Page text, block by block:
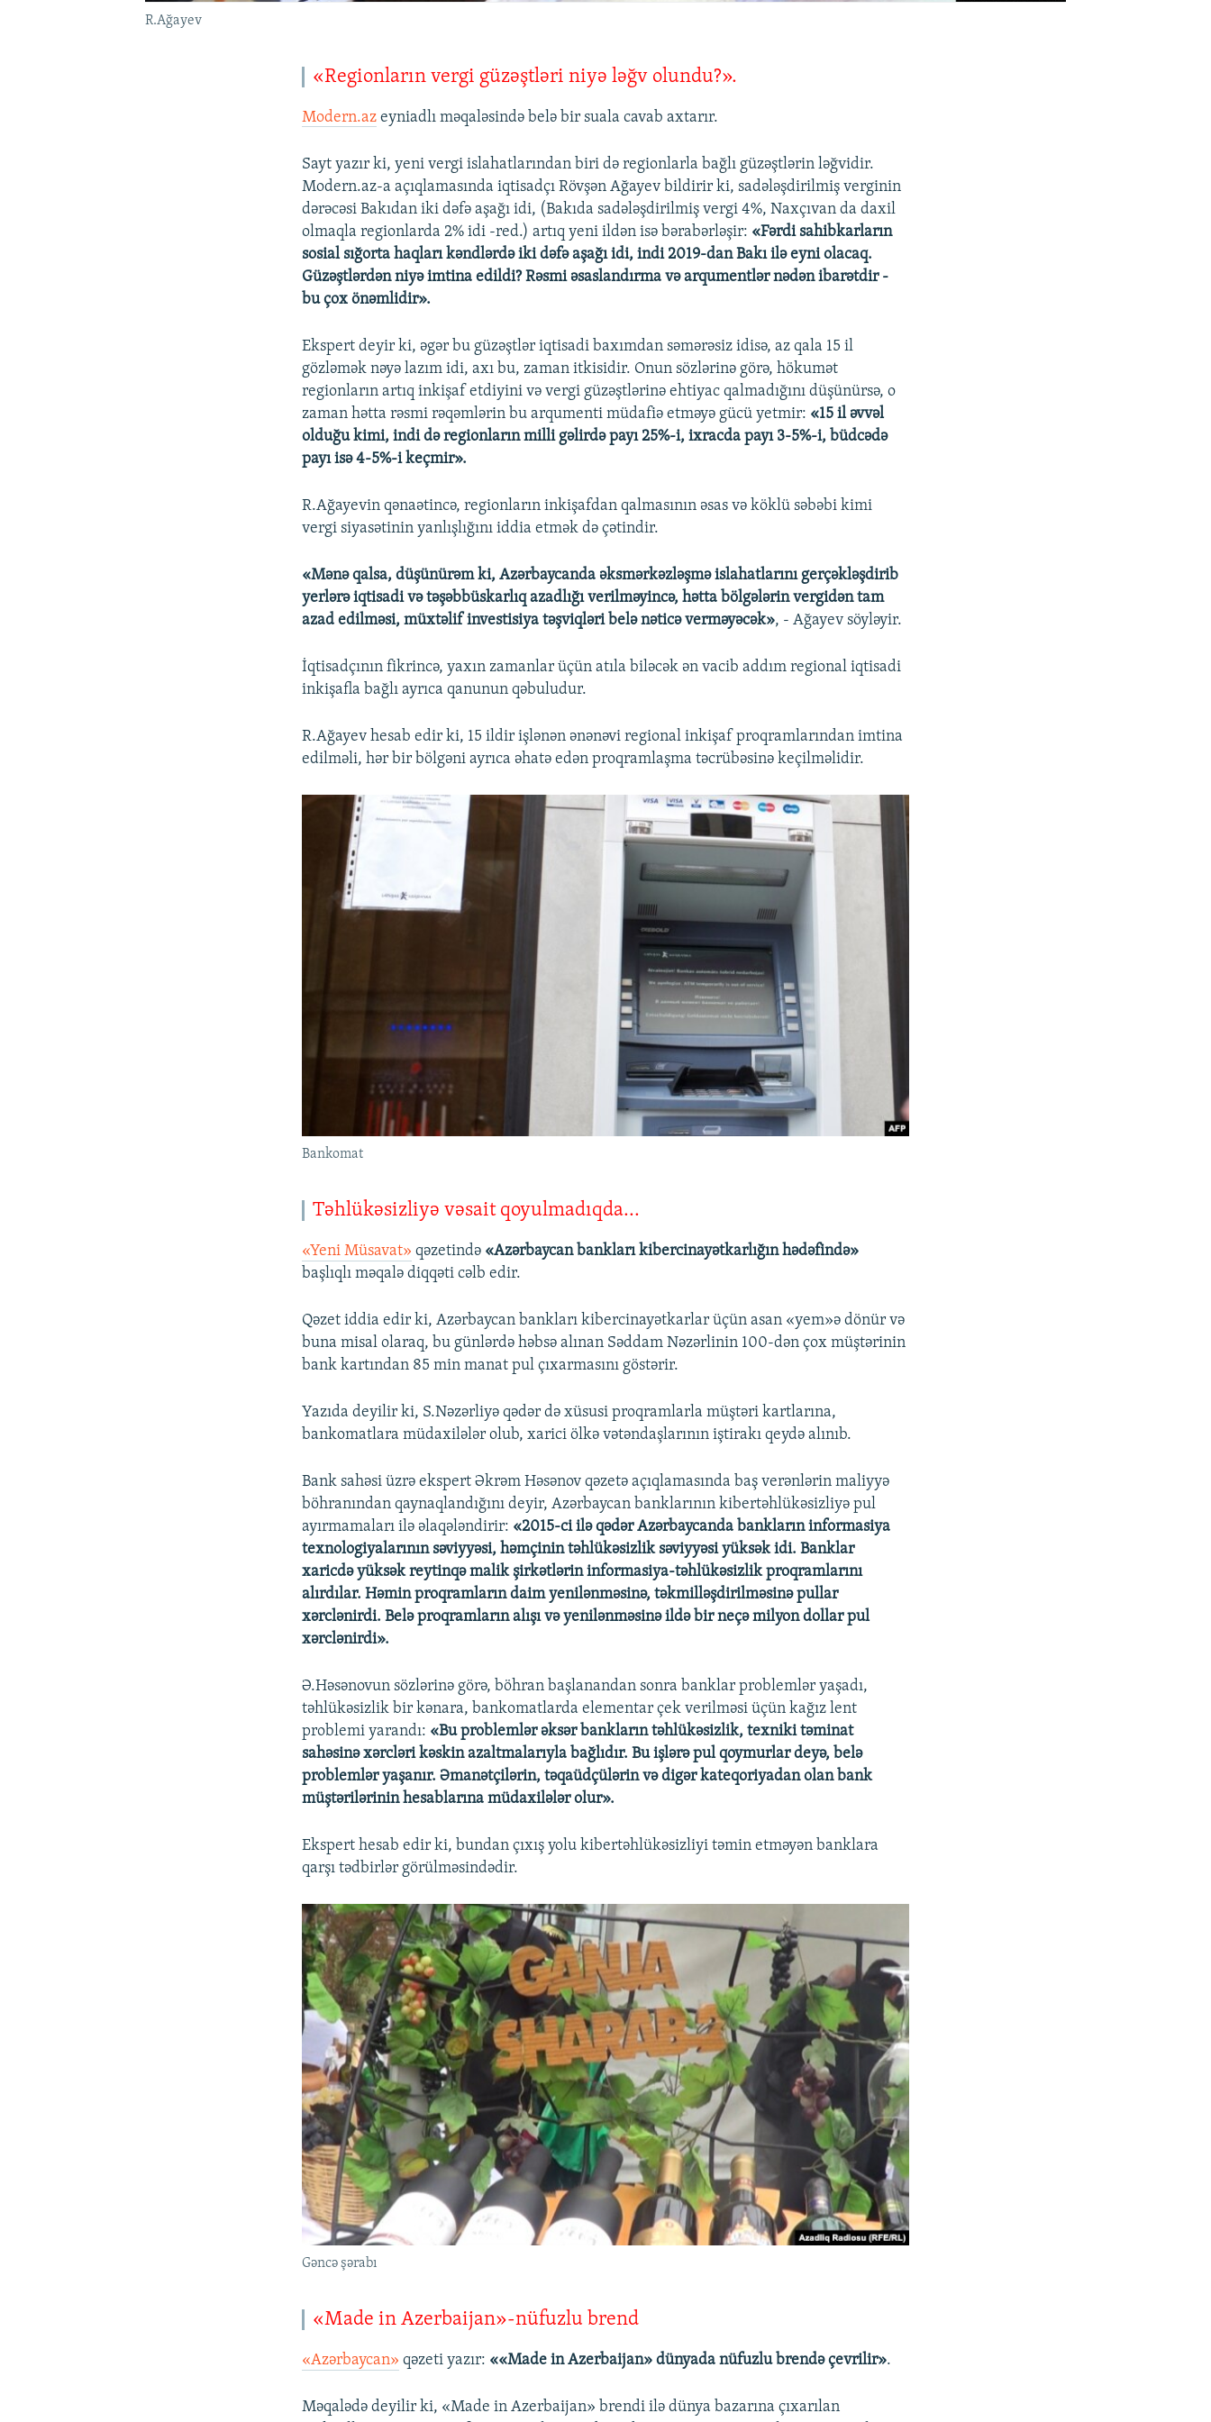
R.Ağayev
«Regionların vergi güzəştləri niyə ləğv olundu?».
Modern.az eyniadlı məqaləsində belə bir suala cavab axtarır.
Sayt yazır ki, yeni vergi islahatlarından biri də regionlarla bağlı güzəştlərin ləğvidir.
Modern.az-a açıqlamasında iqtisadçı Rövşən Ağayev bildirir ki, sadələşdirilmiş verginin
dərəcəsi Bakıdan iki dəfə aşağı idi, (Bakıda sadələşdirilmiş vergi 4%, Naxçıvan da daxil
olmaqla regionlarda 2% idi -red.) artıq yeni ildən isə bərabərləşir: «Fərdi sahibkarların
sosial sığorta haqları kəndlərdə iki dəfə aşağı idi, indi 2019-dan Bakı ilə eyni olacaq.
Güzəştlərdən niyə imtina edildi? Rəsmi əsaslandırma və arqumentlər nədən ibarətdir -
bu çox önəmlidir».
Ekspert deyir ki, əgər bu güzəştlər iqtisadi baxımdan səmərəsiz idisə, az qala 15 il
gözləmək nəyə lazım idi, axı bu, zaman itkisidir. Onun sözlərinə görə, hökumət
regionların artıq inkişaf etdiyini və vergi güzəştlərinə ehtiyac qalmadığını düşünürsə, o
zaman hətta rəsmi rəqəmlərin bu arqumenti müdafiə etməyə gücü yetmir: «15 il əvvəl
olduğu kimi, indi də regionların milli gəlirdə payı 25%-i, ixracda payı 3-5%-i, büdcədə
payı isə 4-5%-i keçmir».
R.Ağayevin qənaətincə, regionların inkişafdan qalmasının əsas və köklü səbəbi kimi
vergi siyasətinin yanlışlığını iddia etmək də çətindir.
«Mənə qalsa, düşünürəm ki, Azərbaycanda əksmərkəzləşmə islahatlarını gerçəkləşdirib
yerlərə iqtisadi və təşəbbüskarlıq azadlığı verilməyincə, hətta bölgələrin vergidən tam
azad edilməsi, müxtəlif investisiya təşviqləri belə nəticə verməyəcək», - Ağayev söyləyir.
İqtisadçının fikrincə, yaxın zamanlar üçün atıla biləcək ən vacib addım regional iqtisadi
inkişafla bağlı ayrıca qanunun qəbuludur.
R.Ağayev hesab edir ki, 15 ildir işlənən ənənəvi regional inkişaf proqramlarından imtina
edilməli, hər bir bölgəni ayrıca əhatə edən proqramlaşma təcrübəsinə keçilməlidir.
Bankomat
Təhlükəsizliyə vəsait qoyulmadıqda...
«Yeni Müsavat» qəzetində «Azərbaycan bankları kibercinayətkarlığın hədəfində»
başlıqlı məqalə diqqəti cəlb edir.
Qəzet iddia edir ki, Azərbaycan bankları kibercinayətkarlar üçün asan «yem»ə dönür və
buna misal olaraq, bu günlərdə həbsə alınan Səddam Nəzərlinin 100-dən çox müştərinin
bank kartından 85 min manat pul çıxarmasını göstərir.
Yazıda deyilir ki, S.Nəzərliyə qədər də xüsusi proqramlarla müştəri kartlarına,
bankomatlara müdaxilələr olub, xarici ölkə vətəndaşlarının iştirakı qeydə alınıb.
Bank sahəsi üzrə ekspert Əkrəm Həsənov qəzetə açıqlamasında baş verənlərin maliyyə
böhranından qaynaqlandığını deyir, Azərbaycan banklarının kibertəhlükəsizliyə pul
ayırmamaları ilə əlaqələndirir: «2015-ci ilə qədər Azərbaycanda bankların informasiya
texnologiyalarının səviyyəsi, həmçinin təhlükəsizlik səviyyəsi yüksək idi. Banklar
xaricdə yüksək reytinqə malik şirkətlərin informasiya-təhlükəsizlik proqramlarını
alırdılar. Həmin proqramların daim yenilənməsinə, təkmilləşdirilməsinə pullar
xərclənirdi. Belə proqramların alışı və yenilənməsinə ildə bir neçə milyon dollar pul
xərclənirdi».
Ə.Həsənovun sözlərinə görə, böhran başlanandan sonra banklar problemlər yaşadı,
təhlükəsizlik bir kənara, bankomatlarda elementar çek verilməsi üçün kağız lent
problemi yarandı: «Bu problemlər əksər bankların təhlükəsizlik, texniki təminat
sahəsinə xərcləri kəskin azaltmalarıyla bağlıdır. Bu işlərə pul qoymurlar deyə, belə
problemlər yaşanır. Əmanətçilərin, təqaüdçülərin və digər kateqoriyadan olan bank
müştərilərinin hesablarına müdaxilələr olur».
Ekspert hesab edir ki, bundan çıxış yolu kibertəhlükəsizliyi təmin etməyən banklara
qarşı tədbirlər görülməsindədir.
Gəncə şərabı
«Made in Azerbaijan»-nüfuzlu brend
«Azərbaycan» qəzeti yazır: ««Made in Azerbaijan» dünyada nüfuzlu brendə çevrilir».
Məqalədə deyilir ki, «Made in Azerbaijan» brendi ilə dünya bazarına çıxarılan